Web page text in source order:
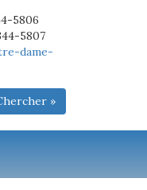
5806
5807
dame-
»